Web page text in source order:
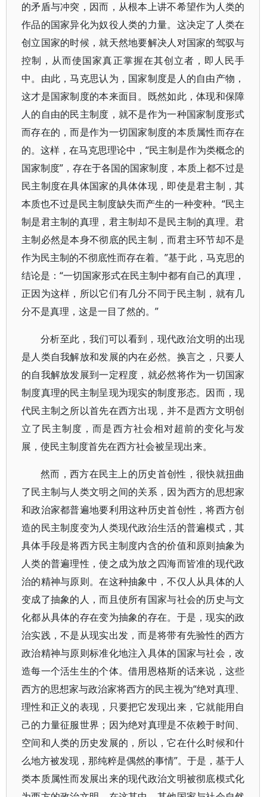
的矛盾与冲突，因而，从根本上讲不希望作为人类的
作品的国家异化为奴役人类的力量。这决定了人类在
创立国家的时候，就天然地要解决人对国家的驾驭与
控制，从而使国家真正掌握在其创立者，即人民手
中。由此，马克思认为，国家制度是人的自由产物，
这才是国家制度的本来面目。既然如此，体现和保障
人的自由的民主制度，就不是作为一种国家制度形式
而存在的，而是作为一切国家制度的本质属性而存在
的。这样，在马克思理论中，“民主制是作为类概念的
国家制度”，存在于各国的国家制度，本质上都不过是
民主制度在具体国家的具体体现，即使是君主制，其
本质也不过是民主制度缺失而产生的一种变种。“民主
制是君主制的真理，君主制却不是民主制的真理。君
主制必然是本身不彻底的民主制，而君主环节却不是
作为民主制的不彻底性而存在着。”基于此，马克思的
结论是：“一切国家形式在民主制中都有自己的真理，
正因为这样，所以它们有几分不同于民主制，就有几
分不是真理，这是一目了然的。”
分析至此，我们可以看到，现代政治文明的出现
是人类自我解放和发展的内在必然。换言之，只要人
的自我解放发展到一定程度，就必然将作为一切国家
制度真理的民主制呈现为现实的制度形态。因而，现
代民主制之所以首先在西方出现，并不是西方文明创
立了民主制度，而是西方社会相对超前的变化与发
展，使民主制度首先在西方社会被呈现出来。
然而，西方在民主上的历史首创性，很快就扭曲
了民主制与人类文明之间的关系，因为西方的思想家
和政治家都普遍地要利用这种历史首创性，将西方创
造的民主制度变为人类现代政治生活的普遍模式，其
具体手段是将西方民主制度内含的价值和原则抽象为
人类的普遍理性，使之成为放之四海而皆准的现代政
治的精神与原则。在这种抽象中，不仅人从具体的人
变成了抽象的人，而且使所有国家与社会的历史与文
化都从具体的存在变为抽象的存在。于是，现实的政
治实践，不是从现实出发，而是将带有先验性的西方
政治精神与原则标准化地注入具体的国家与社会，改
造每一个活生生的个体。借用恩格斯的话来说，这些
西方的思想家与政治家将西方的民主视为“绝对真理、
理性和正义的表现，只要把它发现出来，它就能用自
己的力量征服世界；因为绝对真理是不依赖于时间、
空间和人类的历史发展的，所以，它在什么时候和什
么地方被发现，那纯粹是偶然的事情”。于是，基于人
类本质属性而发展出来的现代政治文明被彻底模式化